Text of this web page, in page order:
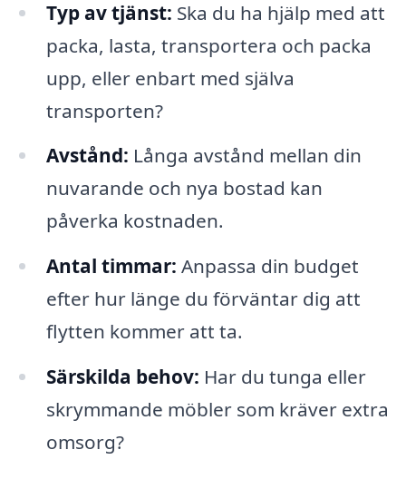
Typ av tjänst: Ska du ha hjälp med att
packa, lasta, transportera och packa
upp, eller enbart med själva
transporten?
Avstånd: Långa avstånd mellan din
nuvarande och nya bostad kan
påverka kostnaden.
Antal timmar: Anpassa din budget
efter hur länge du förväntar dig att
flytten kommer att ta.
Särskilda behov: Har du tunga eller
skrymmande möbler som kräver extra
omsorg?